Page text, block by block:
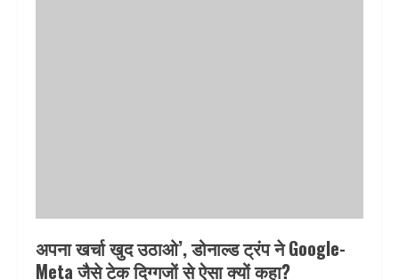
अपना खर्चा खुद उठाओ’, डोनाल्ड ट्रंप ने Google-
Meta जैसे टेक दिग्गजों से ऐसा क्यों कहा?